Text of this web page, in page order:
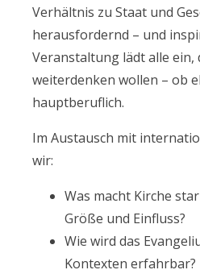
Verhältnis zu Staat und
herausfordernd – und
Veranstaltung lädt alle ein,
weiterdenken wollen – ob
hauptberuflich.
Im Austausch mit
wir:
Was macht Kirche
Größe und Einfluss?
Wie wird das
Kontexten erfahrbar?